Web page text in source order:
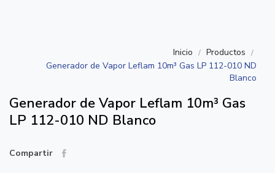
Inicio
Productos
Generador de Vapor Leflam 10m³ Gas LP 112-010 ND
Blanco
Generador de Vapor Leflam 10m³ Gas
LP 112-010 ND Blanco
Compartir